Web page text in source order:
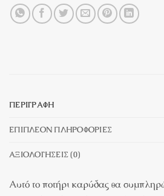
ΠΕΡΙΓΡΑΦΉ
ΕΠΙΠΛΈΟΝ ΠΛΗΡΟΦΟΡΊΕΣ
ΑΞΙΟΛΟΓΉΣΕΙΣ (0)
Αυτό το ποτήρι καρύδας θα